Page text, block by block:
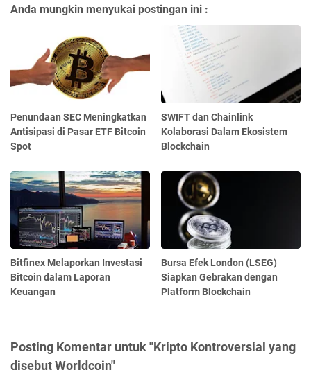
Anda mungkin menyukai postingan ini :
Penundaan SEC Meningkatkan
Antisipasi di Pasar ETF Bitcoin
Spot
SWIFT dan Chainlink
Kolaborasi Dalam Ekosistem
Blockchain
Bitfinex Melaporkan Investasi
Bitcoin dalam Laporan
Keuangan
Bursa Efek London (LSEG)
Siapkan Gebrakan dengan
Platform Blockchain
Posting Komentar untuk "Kripto Kontroversial yang
disebut Worldcoin"